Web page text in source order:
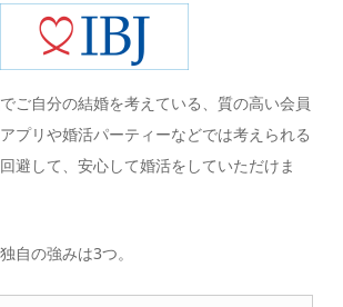
ご自分の結婚を考えている、質の高い会員
プリや婚活パーティーなどでは考えられる
避して、安心して婚活をしていただけま
自の強みは3つ。